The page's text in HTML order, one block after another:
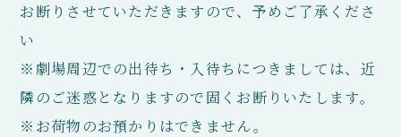
お断りさせていただきますので、予めご了承くださ
い
※劇場周辺での出待ち・入待ちにつきましては、近
隣のご迷惑となりますので固くお断りいたします。
※お荷物のお預かりはできません。